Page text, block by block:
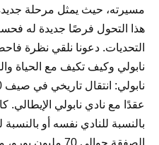
مسيرته، حيث يمثل مرحلة
هذا التحول فرصًا جديدة له
التحديات. دعونا نلقي نظرة
نابولي وكيف تكيف مع الحياة
عقدًا مع نادي نابولي الإيطالي.
بالنسبة للنادي نفسه أو
الصفقة حوالي 70